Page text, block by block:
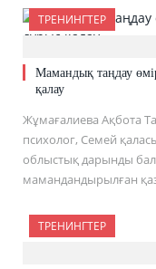
ТРЕНИНГТЕР
Мамандық таңдау
қалау
Жұмағалиева Ақбота
психолог, Семей
облыстық дарынды
мамандандырылған
ТРЕНИНГТЕР